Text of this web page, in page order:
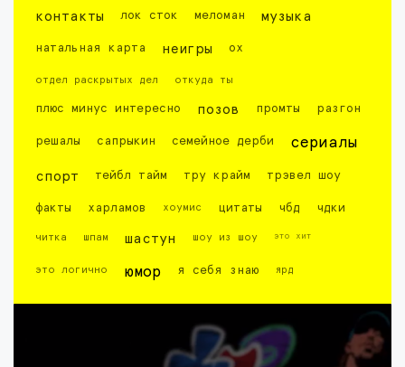
контакты лок сток меломан музыка
натальная карта неигры ох
отдел раскрытых дел откуда ты
плюс минус интересно позов промты разгон
решалы сапрыкин семейное дерби сериалы
спорт тейбл тайм тру крайм трэвел шоу
факты харламов хоумис цитаты чбд чдки
читка шпам шастун шоу из шоу это хит
это логично юмор я себя знаю ярд